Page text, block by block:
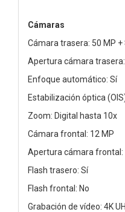
Cámaras
Cámara trasera: 50 MP +
Apertura cámara
Enfoque automático: Sí
Estabilización óptica
Zoom: Digital hasta 10x
Cámara frontal: 12 MP
Apertura cámara
Flash trasero: Sí
Flash frontal: No
Grabación de vídeo: 4K